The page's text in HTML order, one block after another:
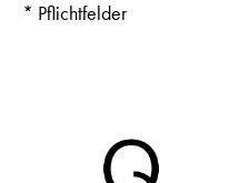
* Pflichtfelder